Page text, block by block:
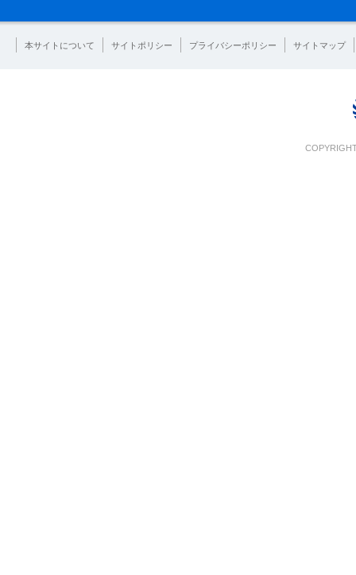
本サイトについて サイトポリシー プライバシーポリシー サイトマップ